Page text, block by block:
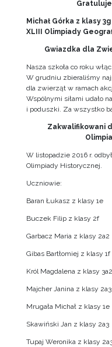
Michał Górka z klasy
XLIII Olimpiady
Gwiazdka dla
Nasza szkoła co roku
W grudniu zbieraliśmy
dla zwierząt w ramach
Wspólnymi siłami udało
i poduszki. Za wszystko
Zakwalifikowani
W listopadzie 2016 r.
Olimpiady Historycznej.
Uczniowie:
Baran Łukasz z klasy 1e
Buczek Filip z klasy 2f
Garbacz Maria z klasy 2a2
Gibas Bartłomiej z klasy 1f
Król Magdalena z klasy 3a2
Majcher Janina z klasy 2a3
Mrugała Michał z klasy 1e
Skawiński Jan z klasy 2a3
Tupaj Weronika z klasy